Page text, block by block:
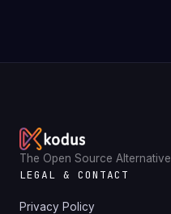
The Open Source
LEGAL & CONTACT
Privacy Policy